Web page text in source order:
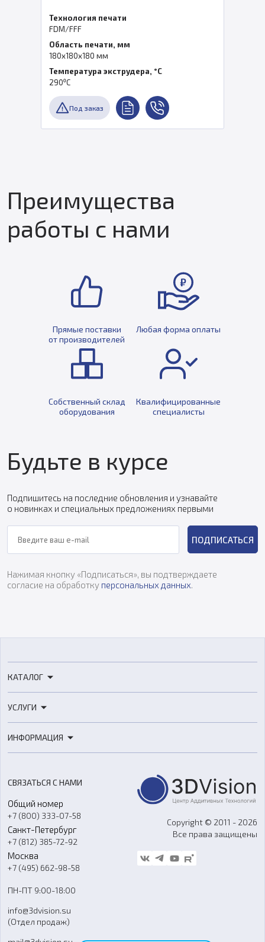
Технология печати
FDM/FFF
Область печати, мм
180х180х180 мм
Температура экструдера, °C
290⁰С
Под заказ
Преимущества
работы с нами
Прямые поставки
от производителей
Любая форма оплаты
Собственный склад
оборудования
Квалифицированные
специалисты
Будьте в курсе
Подпишитесь на последние обновления и узнавайте
о новинках и специальных предложениях первыми
ПОДПИСАТЬСЯ
Нажимая кнопку «Подписаться», вы подтверждаете
согласие на обработку персональных данных
КАТАЛОГ
3D-сканеры
Расходные материалы
Оборудование и материалы для вакуумного литья
Аксессуары и прочее оборудование
Программное обеспечение
УСЛУГИ
3D-моделирование
Ремонт и услуги
ИНФОРМАЦИЯ
О компании
Контакты
Гос. закупки
Стать дилером
Блог
FAQ
СВЯЗАТЬСЯ С НАМИ
Общий номер
+7 (800) 333-07-58
Санкт-Петербург
+7 (812) 385-72-92
Москва
+7 (495) 662-98-58
ПН-ПТ 9:00-18:00
info@3dvision.su
(Отдел продаж)
Copyright © 2011 - 2026
Все права защищены